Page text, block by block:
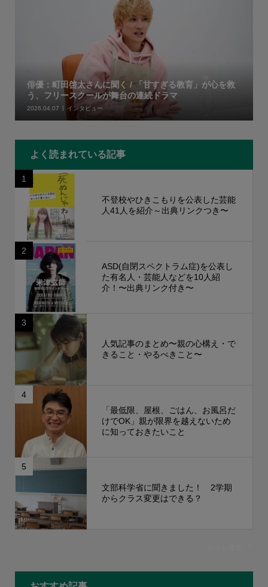
俳優：町田啓太さんに聞く / 「甘すぎる教育」が心を救
う、フリースクールが舞台の連続ドラマ
2026.04.07 インタビュー
よく読まれている記事
1
不登校やひきこもりを公表した芸能
人41人を紹介～出典リンクつき〜
2
ASD(自閉スペクトラム症)を公表し
た有名人・芸能人などを10人紹
介！〜出典リンク付き〜
3
人気記事のまとめ〜親の心構え・で
きること・やるべきこと〜
4
「最低限、屋根、ごはん、お風呂だ
けでOK」親が限界を越えないため
に知っておきたいこと
5
文部科学省に聞きました！ 2学期
からクラス変更はできる？